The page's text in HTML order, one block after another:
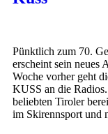
Pünktlich zum 70.
erscheint sein neues
Woche vorher geht
KUSS an die
beliebten Tiroler
im Skirennsport und